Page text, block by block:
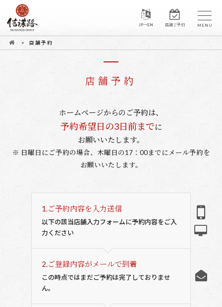
JP→EN 店舗ご予約
店舗予約
店舗予約
ホームページからのご予約は、
予約希望日の3日前までに
お願いいたします。
※ 日曜日にご予約の場合、木曜日の17：00までにメール予約を
お願いいたします。
1.ご予約内容を入力送信
以下の該当店舗入力フォームに予約内容をご入
力ください
2.ご登録内容がメールで到着
この時点ではまだご予約は完了しておりませ
ん。